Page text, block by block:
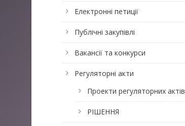
Електронні петиції
Публічні закупівлі
Вакансії та конкурси
Регуляторні акти
Проекти регуляторних актів
РІШЕННЯ